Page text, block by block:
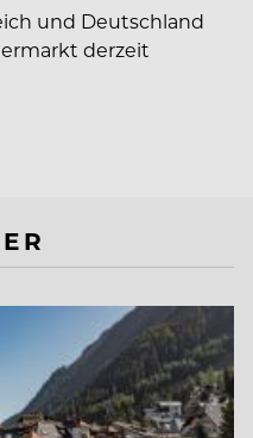
und Deutschland
derzeit